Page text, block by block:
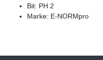
Bit: PH 2
Marke: E-NORMpro